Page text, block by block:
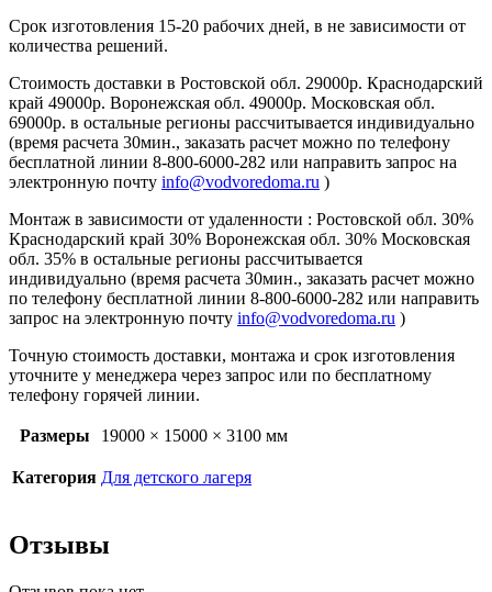
Срок изготовления 15-20 рабочих дней, в не зависимости от
количества решений.
Стоимость доставки в Ростовской обл. 29000р. Краснодарский
край 49000р. Воронежская обл. 49000р. Московская обл.
69000р. в остальные регионы рассчитывается индивидуально
(время расчета 30мин., заказать расчет можно по телефону
бесплатной линии 8-800-6000-282 или направить запрос на
электронную почту info@vodvoredoma.ru )
Монтаж в зависимости от удаленности : Ростовской обл. 30%
Краснодарский край 30% Воронежская обл. 30% Московская
обл. 35% в остальные регионы рассчитывается
индивидуально (время расчета 30мин., заказать расчет можно
по телефону бесплатной линии 8-800-6000-282 или направить
запрос на электронную почту info@vodvoredoma.ru )
Точную стоимость доставки, монтажа и срок изготовления
уточните у менеджера через запрос или по бесплатному
телефону горячей линии.
Размеры 19000 × 15000 × 3100 мм
Категория Для детского лагеря
Отзывы